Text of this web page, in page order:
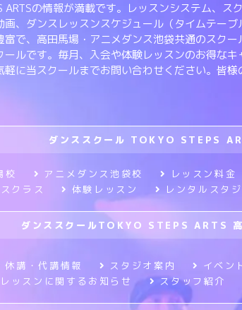
の情報が満載です。レッスンシステム、
、ダンスレッスンスケジュール（タイムテー
で、高田馬場・アニメダンス池袋共通のスク
ルです。毎月、入会や体験レッスンのお得な
に当スクールまでお問い合わせください。皆
ダンススクール TOKYO STEPS
校 アニメダンス池袋校
レッスン料金
クラス 体験レッスン レンタルスタ
ダンススクールTOKYO STEPS ARTS
休講・代講情報 スタジオ案内
イベン
レッスンに関するお知らせ スタッフ紹介